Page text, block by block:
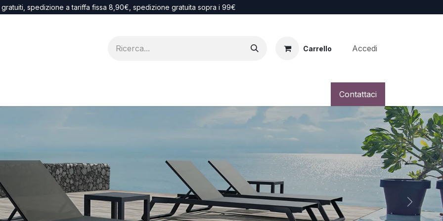
gratuiti, spedizione a tariffa fissa 8,90€, spedizione gratuita sopra i 99€
Carrello Accedi
Contattaci